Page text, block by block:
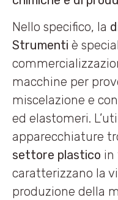
Nello specifico, la
Strumenti è
macchine per
miscelazione e
ed elastomeri.
apparecchiature
settore plastico in
caratterizzano la
produzione della